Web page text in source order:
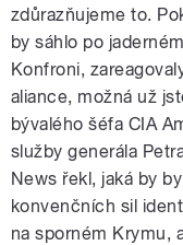
zdůrazňujeme to.
by sáhlo po
Konfroni,
aliance, možná už
bývalého šéfa CIA
služby generála
News řekl, jaká by
konvenčních sil
na sporném Krymu,